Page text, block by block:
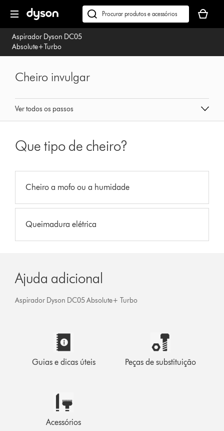
seguinte
Pesquisar
em
seu
cesto
Aspirador Dyson DC05
Absolute+Turbo
Ver todos os passos
Cheiro invulgar
Que tipo de cheiro?
Cheiro a mofo ou a humidade
Queimadura elétrica
Ajuda adicional
Aspirador Dyson DC05 Absolute+ Turbo
Guias e dicas úteis Peças de substituição
Acessórios